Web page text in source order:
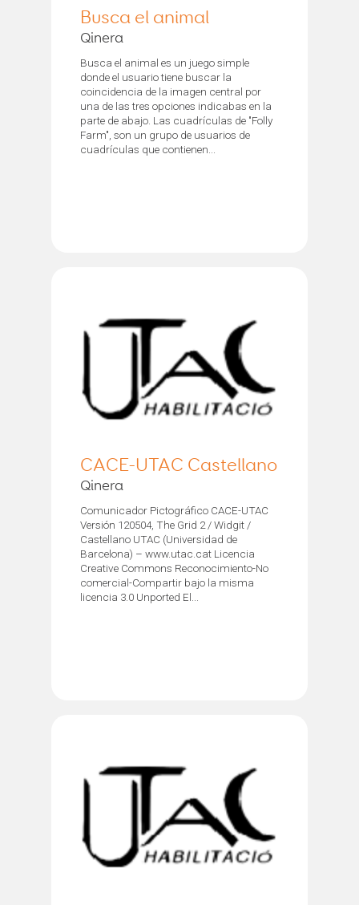
Busca el animal
Qinera
Busca el animal es un juego simple
donde el usuario tiene buscar la
coincidencia de la imagen central por
una de las tres opciones indicabas en la
parte de abajo. Las cuadrículas de "Folly
Farm", son un grupo de usuarios de
cuadrículas que contienen...
CACE-UTAC Castellano
Qinera
Comunicador Pictográfico CACE-UTAC
Versión 120504, The Grid 2 / Widgit /
Castellano UTAC (Universidad de
Barcelona) – www.utac.cat Licencia
Creative Commons Reconocimiento-No
comercial-Compartir bajo la misma
licencia 3.0 Unported El...